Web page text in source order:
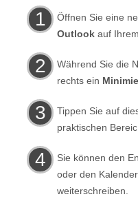
Öffnen Sie eine
Outlook auf
Während Sie die
rechts ein
Tippen Sie auf
praktischen
Sie können den
oder den
weiterschreiben.